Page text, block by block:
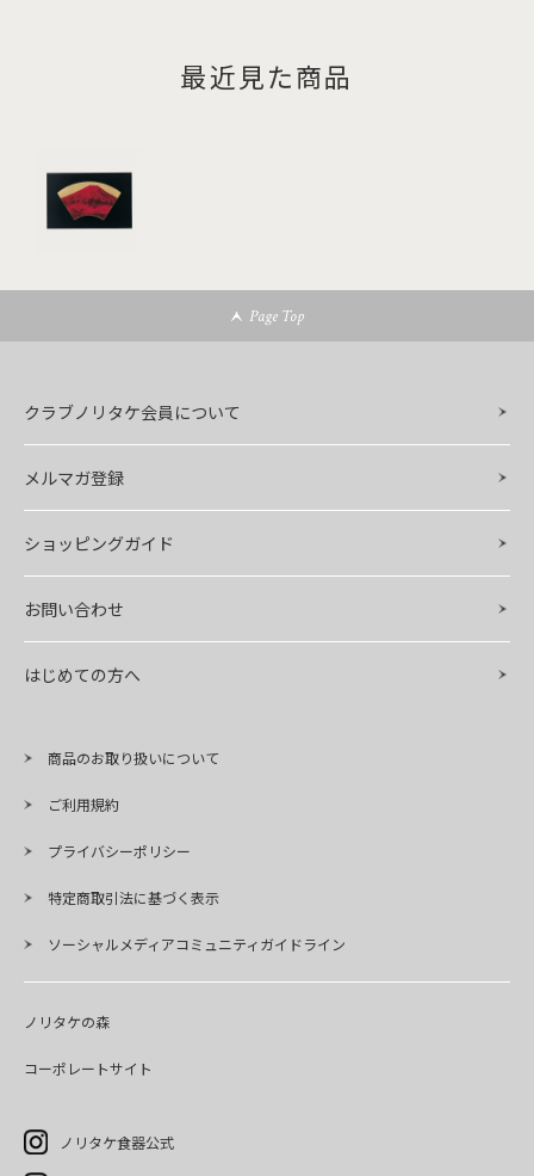
最近見た商品
Page Top
クラブノリタケ会員について
メルマガ登録
ショッピングガイド
お問い合わせ
はじめての方へ
商品のお取り扱いについて
ご利用規約
プライバシーポリシー
特定商取引法に基づく表示
ソーシャルメディアコミュニティガイドライン
ノリタケの森
コーポレートサイト
ノリタケ食器公式